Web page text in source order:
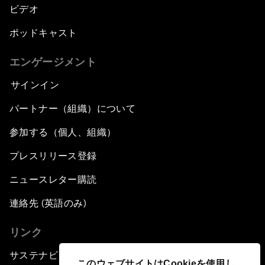
ビデオ
ポッドキャスト
エンゲージメント
サインイン
パートナー（組織）について
参加する（個人、組織）
プレスリリース登録
ニュースレター購読
連絡先 (英語のみ)
リンク
サステナビリティへの取り組み